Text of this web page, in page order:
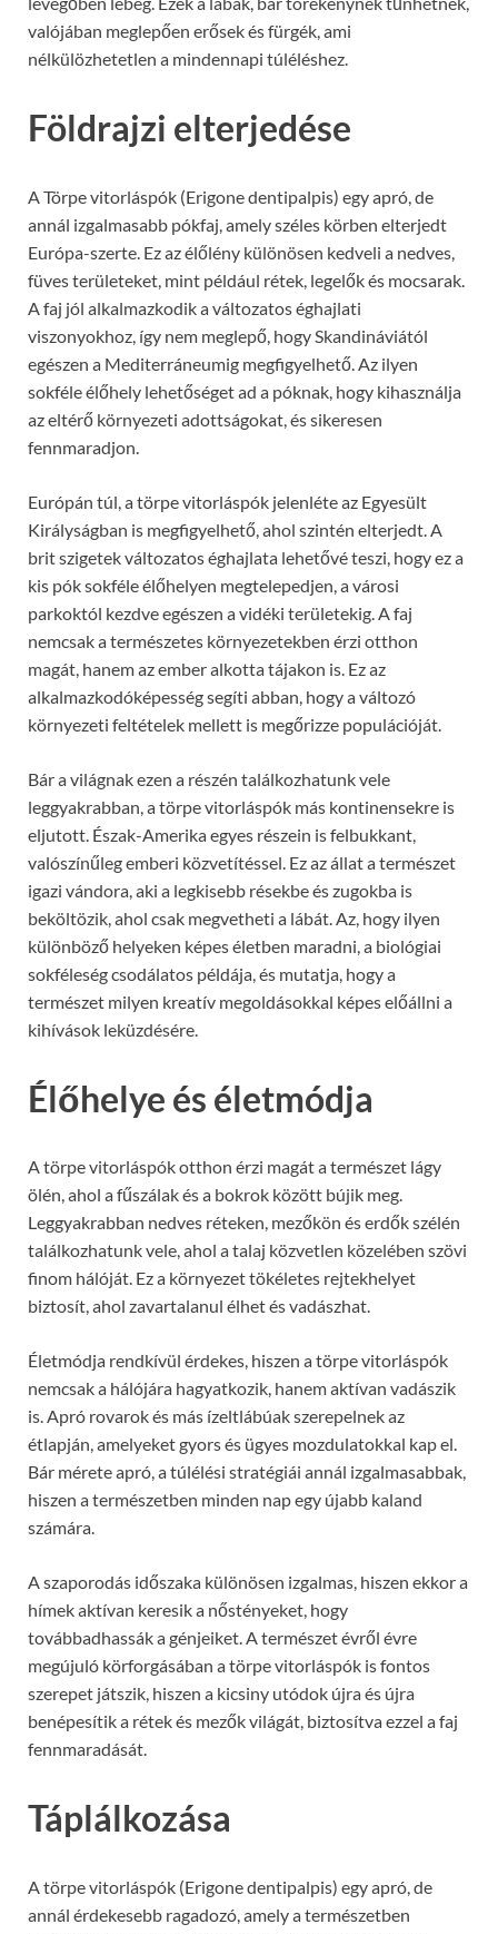
valójában meglepően erősek és fürgék, ami
nélkülözhetetlen a mindennapi túléléshez.
Földrajzi elterjedése
A Törpe vitorláspók (Erigone dentipalpis) egy apró, de
annál izgalmasabb pókfaj, amely széles körben elterjedt
Európa-szerte. Ez az élőlény különösen kedveli a nedves,
füves területeket, mint például rétek, legelők és mocsarak.
A faj jól alkalmazkodik a változatos éghajlati
viszonyokhoz, így nem meglepő, hogy Skandináviától
egészen a Mediterráneumig megfigyelhető. Az ilyen
sokféle élőhely lehetőséget ad a póknak, hogy kihasználja
az eltérő környezeti adottságokat, és sikeresen
fennmaradjon.
Európán túl, a törpe vitorláspók jelenléte az Egyesült
Királyságban is megfigyelhető, ahol szintén elterjedt. A
brit szigetek változatos éghajlata lehetővé teszi, hogy ez a
kis pók sokféle élőhelyen megtelepedjen, a városi
parkoktól kezdve egészen a vidéki területekig. A faj
nemcsak a természetes környezetekben érzi otthon
magát, hanem az ember alkotta tájakon is. Ez az
alkalmazkodóképesség segíti abban, hogy a változó
környezeti feltételek mellett is megőrizze populációját.
Bár a világnak ezen a részén találkozhatunk vele
leggyakrabban, a törpe vitorláspók más kontinensekre is
eljutott. Észak-Amerika egyes részein is felbukkant,
valószínűleg emberi közvetítéssel. Ez az állat a természet
igazi vándora, aki a legkisebb résekbe és zugokba is
beköltözik, ahol csak megvetheti a lábát. Az, hogy ilyen
különböző helyeken képes életben maradni, a biológiai
sokféleség csodálatos példája, és mutatja, hogy a
természet milyen kreatív megoldásokkal képes előállni a
kihívások leküzdésére.
Élőhelye és életmódja
A törpe vitorláspók otthon érzi magát a természet lágy
ölén, ahol a fűszálak és a bokrok között bújik meg.
Leggyakrabban nedves réteken, mezőkön és erdők szélén
találkozhatunk vele, ahol a talaj közvetlen közelében szövi
finom hálóját. Ez a környezet tökéletes rejtekhelyet
biztosít, ahol zavartalanul élhet és vadászhat.
Életmódja rendkívül érdekes, hiszen a törpe vitorláspók
nemcsak a hálójára hagyatkozik, hanem aktívan vadászik
is. Apró rovarok és más ízeltlábúak szerepelnek az
étlapján, amelyeket gyors és ügyes mozdulatokkal kap el.
Bár mérete apró, a túlélési stratégiái annál izgalmasabbak,
hiszen a természetben minden nap egy újabb kaland
számára.
A szaporodás időszaka különösen izgalmas, hiszen ekkor a
hímek aktívan keresik a nőstényeket, hogy
továbbadhassák a génjeiket. A természet évről évre
megújuló körforgásában a törpe vitorláspók is fontos
szerepet játszik, hiszen a kicsiny utódok újra és újra
benépesítik a rétek és mezők világát, biztosítva ezzel a faj
fennmaradását.
Táplálkozása
A törpe vitorláspók (Erigone dentipalpis) egy apró, de
annál érdekesebb ragadozó, amely a természetben